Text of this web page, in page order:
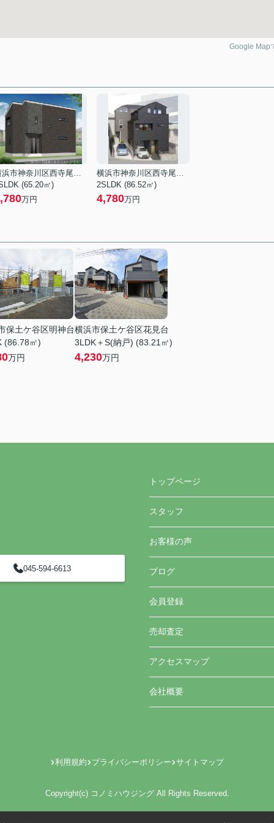
Google Map
横浜市神奈川区西寺尾１丁目
(65.20㎡)
万円
横浜市神奈川区西寺尾１丁目
2SLDK (86.52㎡)
4,780万円
保土ケ谷区明神台
(86.78㎡)
万円
横浜市保土ケ谷区花見台
3LDK＋S(納戸) (83.21㎡)
4,230万円
045-594-6613
トップページ
スタッフ
お客様の声
ブログ
会員登録
売却査定
アクセスマップ
会社概要
利用規約 プライバシーポリシー サイトマップ
Copyright(c) コノミハウジング All Rights Reserved.